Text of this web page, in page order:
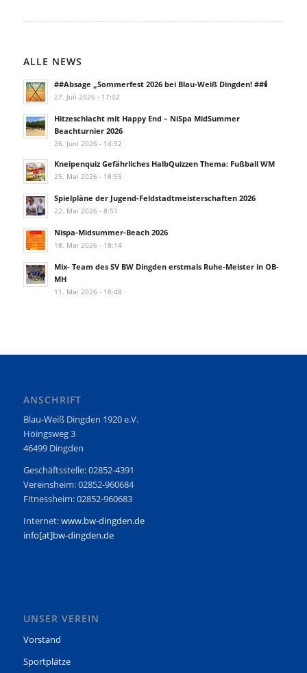
ALLE NEWS
##Absage „Sommerfest 2026 bei Blau-Weiß Dingden! ##🕯️
27. Juli 2026 - 17:02
Hitzeschlacht mit Happy End – NiSpa MidSummer
Beachturnier 2026
26. Juni 2026 - 14:52
Kneipenquiz Gefährliches HalbQuizzen Thema: Fußball WM
25. Mai 2026 - 18:55
Spielpläne der Jugend-Feldstadtmeisterschaften 2026
22. Mai 2026 - 8:51
Nispa-Midsummer-Beach 2026
18. Mai 2026 - 18:14
Mix- Team des SV BW Dingden erstmals Ruhe-Meister in OB-
MH
11. Mai 2026 - 18:48
ANSCHRIFT
Blau-Weiß Dingden 1920 e.V.
Höingsweg 3
46499 Dingden
Geschäftsstelle: 02852-4391
Vereinsheim: 02852-960684
Fitnessheim: 02852-960683
Internet:www.bw-dingden.de
info[at]bw-dingden.de
UNSER VEREIN
Vorstand
Sportplätze